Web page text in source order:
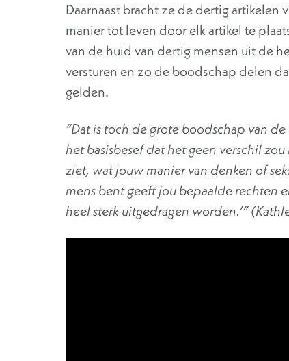
Daarnaast bracht ze de dertig
manier tot leven door elk artikel te
van de huid van dertig mensen uit de
versturen en zo de boodschap delen
gelden.
“Dat is toch de grote boodschap van
het basisbesef dat het geen verschil
ziet, wat jouw manier van denken of
mens bent geeft jou bepaalde rechten
heel sterk uitgedragen worden.’”